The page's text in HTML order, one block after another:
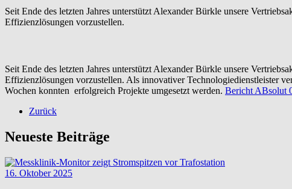
Seit Ende des letzten Jahres unterstützt Alexander Bürkle unsere
Effizienzlösungen vorzustellen.
Seit Ende des letzten Jahres unterstützt Alexander Bürkle unsere
Effizienzlösungen vorzustellen. Als innovativer Technologiedienstleister
Wochen konnten erfolgreich Projekte umgesetzt werden. Bericht ABsolut
Zurück
Neueste Beiträge
16. Oktober 2025